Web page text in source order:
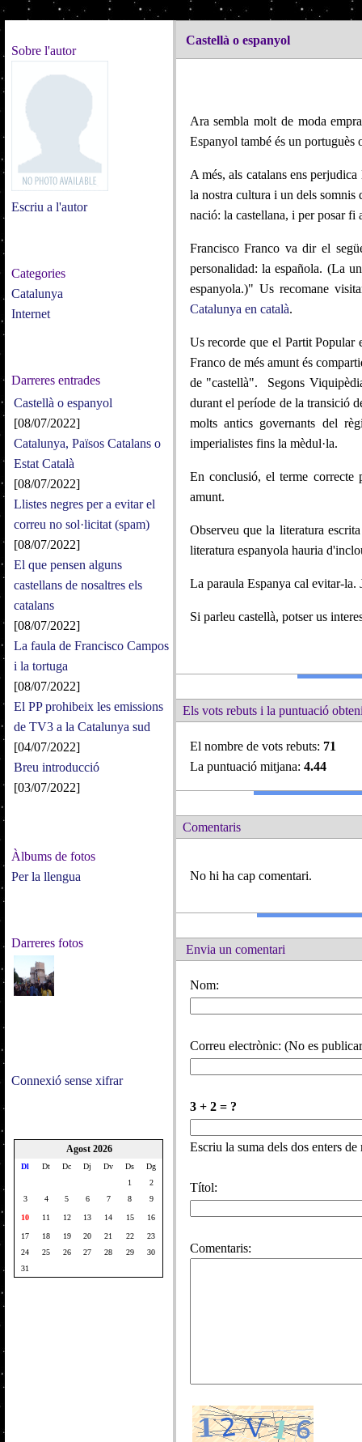
Sobre l'autor
Escriu a l'autor
Categories
Catalunya
Internet
Darreres entrades
Castellà o espanyol
[08/07/2022]
Catalunya, Països Catalans o
Estat Català
[08/07/2022]
Llistes negres per a evitar el
correu no sol·licitat (spam)
[08/07/2022]
El que pensen alguns
castellans de nosaltres els
catalans
[08/07/2022]
La faula de Francisco Campos
i la tortuga
[08/07/2022]
El PP prohibeix les emissions
de TV3 a la Catalunya sud
[04/07/2022]
Breu introducció
[03/07/2022]
Àlbums de fotos
Per la llengua
Darreres fotos
Connexió sense xifrar
Agost 2026
Dl Dt Dc Dj Dv Ds
Dg
1
2
3
4 5 6 7 8 9
10 11 12 13 14 15 16
17 18 19 20 21 22
23
24
25 26 27 28 29
30
31
Castellà o espanyol
Ara sembla molt de moda
Espanyol també és un portuguès
A més, als catalans ens
la nostra cultura i un dels somnis
nació: la castellana, i per posar fi
Francisco Franco va dir el
personalidad: la española. (La
espanyola.)" Us recomane
Catalunya en català.
Us recorde que el Partit
Franco de més amunt és
de "castellà". Segons
durant el període de la transició
molts antics governants del
imperialistes fins la mèdul·la.
En conclusió, el terme correcte
amunt.
Observeu que la literatura
literatura espanyola hauria
La paraula Espanya cal evitar-la.
Si parleu castellà, potser us
Els vots rebuts i la puntuació
El nombre de vots rebuts: 71
La puntuació mitjana: 4.44
Comentaris
No hi ha cap comentari.
Envia un comentari
Nom:
Correu electrònic: (No es
3 + 2 = ?
Escriu la suma dels dos enters de
Títol:
Comentaris: